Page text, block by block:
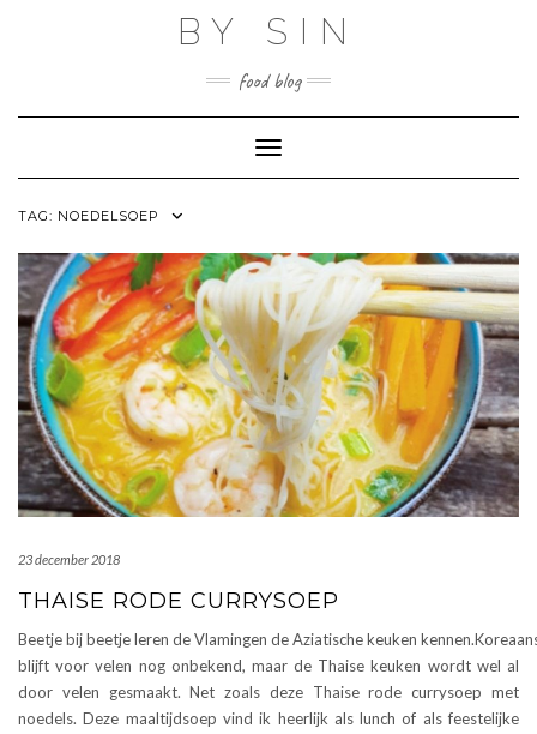
BY SIN
food blog
Toggle Navigation
TAG: NOEDELSOEP
23 december 2018
THAISE RODE CURRYSOEP
Beetje bij beetje leren de Vlamingen de Aziatische keuken
blijft voor velen nog onbekend, maar de Thaise keuken wordt wel al
door velen gesmaakt. Net zoals deze Thaise rode currysoep met
noedels. Deze maaltijdsoep vind ik heerlijk als lunch of als feestelijke